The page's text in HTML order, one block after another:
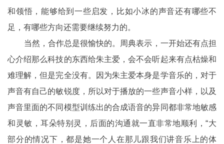
和领悟，能够给到一些启发，比如小冰的声音还有哪些不
足，有哪些方向还需要继续努力的。
当然，合作总是很愉快的。周典表示，一开始还有点担
心介绍那么科技的东西给朱主爱，会不会听起来有点枯燥和
难理解，但是完全没有。因为朱主爱本身是学音乐的，对于
声音有自己的敏锐度，所以对于播放的一些声音小样，以及
声音里面的不同模型训练出的合成语音的异同都非常地敏感
和灵敏，耳朵特别灵，后面的沟通就一直非常地顺利，“大
部分的情况下，都是她一个人在那儿跟我们讲音乐上的体